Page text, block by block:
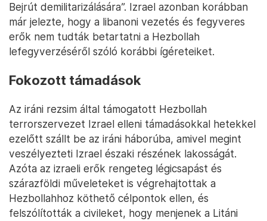
Bejrút demilitarizálására”. Izrael azonban korábban
már jelezte, hogy a libanoni vezetés és fegyveres
erők nem tudták betartatni a Hezbollah
lefegyverzéséről szóló korábbi ígéreteiket.
Fokozott támadások
Az iráni rezsim által támogatott Hezbollah
terrorszervezet Izrael elleni támadásokkal hetekkel
ezelőtt szállt be az iráni háborúba, amivel megint
veszélyezteti Izrael északi részének lakosságát.
Azóta az izraeli erők rengeteg légicsapást és
szárazföldi műveleteket is végrehajtottak a
Hezbollahhoz köthető célpontok ellen, és
felszólították a civileket, hogy menjenek a Litáni